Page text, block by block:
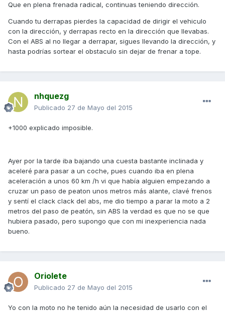
Que en plena frenada radical, continuas teniendo dirección.
Cuando tu derrapas pierdes la capacidad de dirigir el vehiculo
con la dirección, y derrapas recto en la dirección que llevabas.
Con el ABS al no llegar a derrapar, sigues llevando la dirección, y
hasta podrías sortear el obstaculo sin dejar de frenar a tope.
nhquezg
Publicado 27 de Mayo del 2015
+1000 explicado imposible.
Ayer por la tarde iba bajando una cuesta bastante inclinada y
aceleré para pasar a un coche, pues cuando iba en plena
aceleración a unos 60 km /h vi que había alguien empezando a
cruzar un paso de peaton unos metros más alante, clavé frenos
y sentí el clack clack del abs, me dio tiempo a parar la moto a 2
metros del paso de peatón, sin ABS la verdad es que no se que
hubiera pasado, pero supongo que con mi inexperiencia nada
bueno.
Oriolete
Publicado 27 de Mayo del 2015
Yo con la moto no he tenido aún la necesidad de usarlo con el